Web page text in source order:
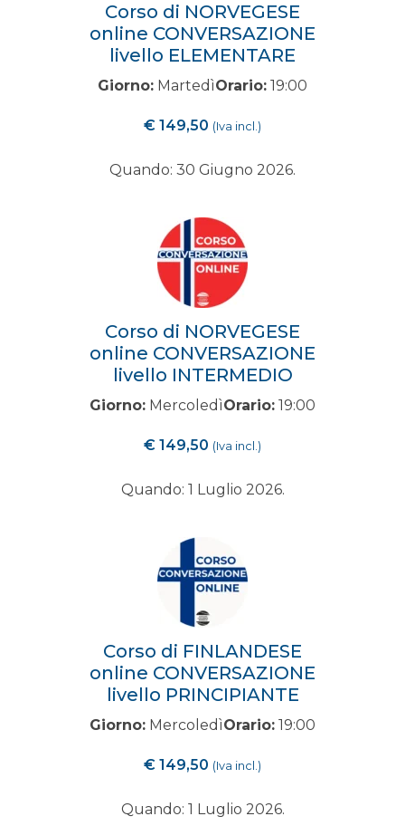
Corso di NORVEGESE
online CONVERSAZIONE
livello ELEMENTARE
Giorno: MartedìOrario: 19:00
€ 149,50 (Iva incl.)
Quando: 30 Giugno 2026.
Corso di NORVEGESE
online CONVERSAZIONE
livello INTERMEDIO
Giorno: MercoledìOrario: 19:00
€ 149,50 (Iva incl.)
Quando: 1 Luglio 2026.
Corso di FINLANDESE
online CONVERSAZIONE
livello PRINCIPIANTE
Giorno: MercoledìOrario: 19:00
€ 149,50 (Iva incl.)
Quando: 1 Luglio 2026.